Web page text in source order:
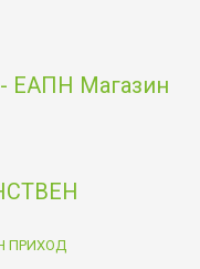
- ЕАПН Магазин
ПРИХОД